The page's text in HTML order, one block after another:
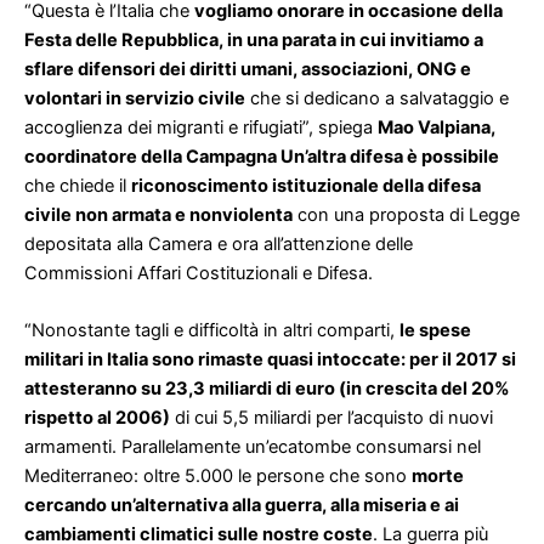
“Questa è l’Italia che vogliamo onorare in occasione della
Festa delle Repubblica, in una parata in cui invitiamo a
sflare difensori dei diritti umani, associazioni, ONG e
volontari in servizio civile che si dedicano a salvataggio e
accoglienza dei migranti e rifugiati”, spiega Mao Valpiana,
coordinatore della Campagna Un’altra difesa è possibile
che chiede il riconoscimento istituzionale della difesa
civile non armata e nonviolenta con una proposta di Legge
depositata alla Camera e ora all’attenzione delle
Commissioni Affari Costituzionali e Difesa.
“Nonostante tagli e difficoltà in altri comparti, le spese
militari in Italia sono rimaste quasi intoccate: per il 2017 si
attesteranno su 23,3 miliardi di euro (in crescita del 20%
rispetto al 2006) di cui 5,5 miliardi per l’acquisto di nuovi
armamenti. Parallelamente un’ecatombe consumarsi nel
Mediterraneo: oltre 5.000 le persone che sono morte
cercando un’alternativa alla guerra, alla miseria e ai
cambiamenti climatici sulle nostre coste. La guerra più